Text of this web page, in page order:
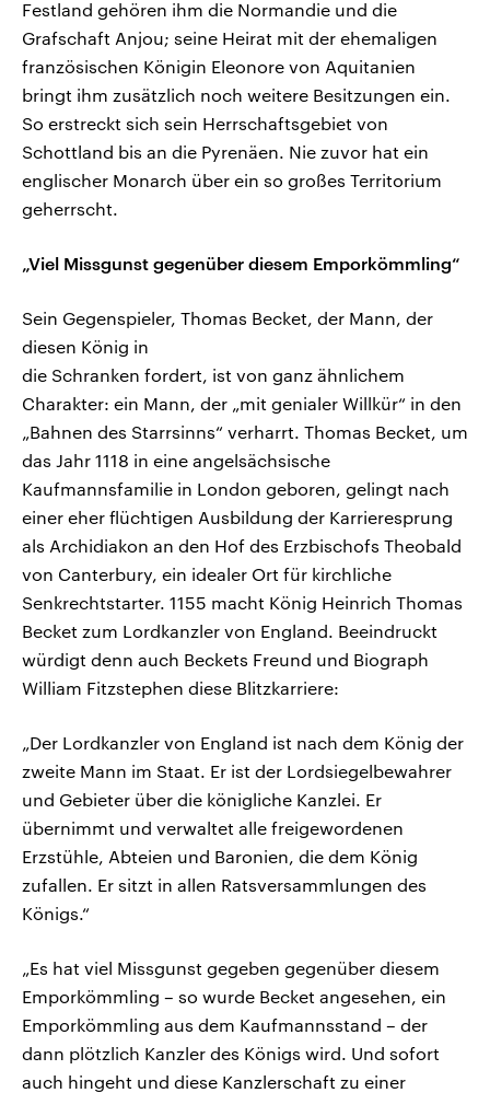
Festland gehören ihm die Normandie und die
Grafschaft Anjou; seine Heirat mit der ehemaligen
französischen Königin Eleonore von Aquitanien
bringt ihm zusätzlich noch weitere Besitzungen ein.
So erstreckt sich sein Herrschaftsgebiet von
Schottland bis an die Pyrenäen. Nie zuvor hat ein
englischer Monarch über ein so großes Territorium
geherrscht.
„Viel Missgunst gegenüber diesem Emporkömmling“
Sein Gegenspieler, Thomas Becket, der Mann, der
diesen König in
die Schranken fordert, ist von ganz ähnlichem
Charakter: ein Mann, der „mit genialer Willkür“ in den
„Bahnen des Starrsinns“ verharrt. Thomas Becket, um
das Jahr 1118 in eine angelsächsische
Kaufmannsfamilie in London geboren, gelingt nach
einer eher flüchtigen Ausbildung der Karrieresprung
als Archidiakon an den Hof des Erzbischofs Theobald
von Canterbury, ein idealer Ort für kirchliche
Senkrechtstarter. 1155 macht König Heinrich Thomas
Becket zum Lordkanzler von England. Beeindruckt
würdigt denn auch Beckets Freund und Biograph
William Fitzstephen diese Blitzkarriere:
„Der Lordkanzler von England ist nach dem König der
zweite Mann im Staat. Er ist der Lordsiegelbewahrer
und Gebieter über die königliche Kanzlei. Er
übernimmt und verwaltet alle freigewordenen
Erzstühle, Abteien und Baronien, die dem König
zufallen. Er sitzt in allen Ratsversammlungen des
Königs.“
„Es hat viel Missgunst gegeben gegenüber diesem
Emporkömmling – so wurde Becket angesehen, ein
Emporkömmling aus dem Kaufmannsstand – der
dann plötzlich Kanzler des Königs wird. Und sofort
auch hingeht und diese Kanzlerschaft zu einer